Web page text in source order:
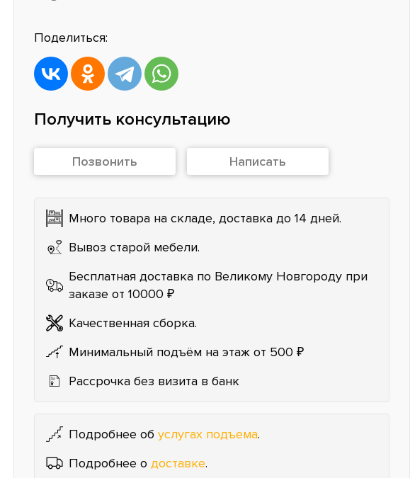
Поделиться:
Получить консультацию
Позвонить Написать
Много товара на складе, доставка до 14 дней.
Вывоз старой мебели.
Бесплатная доставка по Великому Новгороду при
заказе от 10000 ₽
Качественная сборка.
Минимальный подъём на этаж от 500 ₽
Рассрочка без визита в банк
Подробнее об услугах подъема.
Подробнее о доставке.